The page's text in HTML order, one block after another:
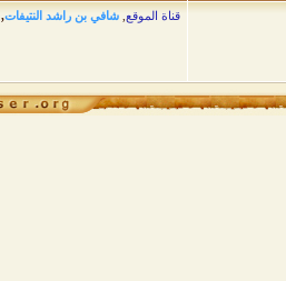
قناة الموقع شافي بن راشد النتيفات,